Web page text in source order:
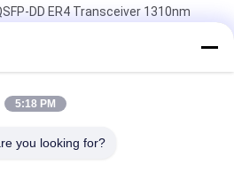
DD ER4 Transceiver 1310nm
optische module, 10G, 1310 nm,
zendontvanger, 10Gbps/850nm
5:18 PM
you looking for?